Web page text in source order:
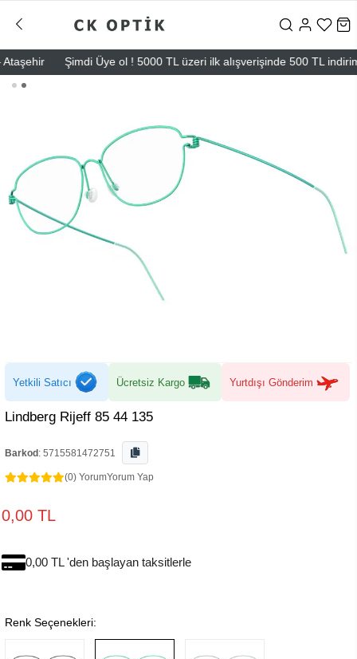
Şimdi Üye ol ! 5000 TL üzeri ilk alışverişinde 500 TL indirim
Yetkili Satıcı Ücretsiz Kargo Yurtdışı Gönderim
Lindberg Rijeff 85 44 135
Barkod : 5715581472751
(0) YorumYorum Yap
0,00 TL
0,00 TL 'den başlayan taksitlerle
Renk Seçenekleri: